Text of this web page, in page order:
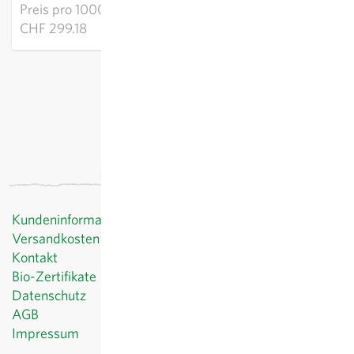
Preis pro1000k:
CHF 299.18
Kundeninformationen
Versandkosten
Kontakt
Bio-Zertifikate
Datenschutz
AGB
Impressum